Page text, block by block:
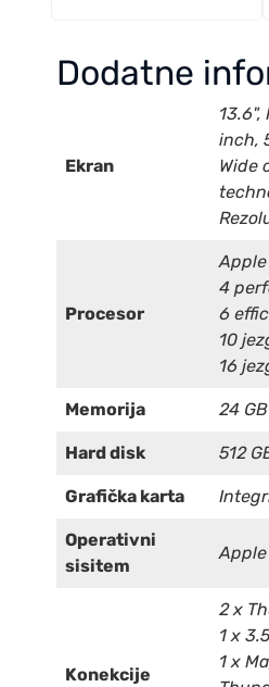
Dodatne
Ekran
13.6",
inch,
Wide
Procesor
Apple
4
6
10
16
Memorija 24 GB
Hard disk 512
Grafička karta
Operativni
sisitem
Apple
Konekcije
2 x
1 x
1 x